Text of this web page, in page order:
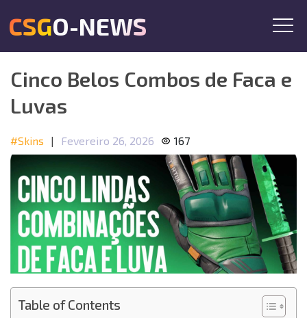
CSGO-NEWS
Cinco Belos Combos de Faca e
Luvas
#Skins | Fevereiro 26, 2026 167
Table of Contents